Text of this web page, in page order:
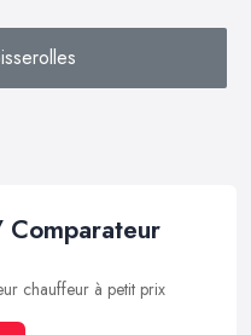
chauffeur à petit prix